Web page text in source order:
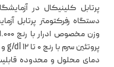
پرتابل کلینیکال در
دمای محلول و محدوده